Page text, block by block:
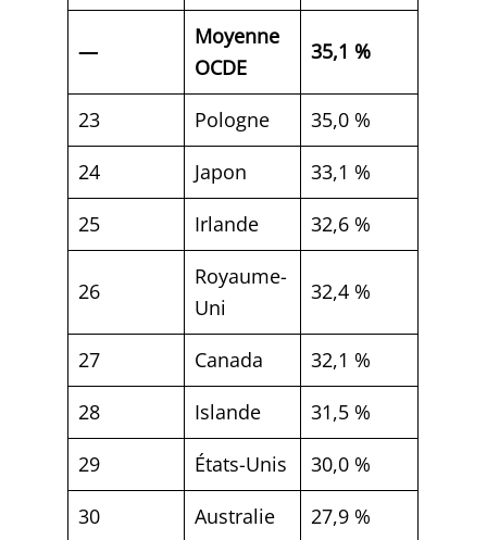
—
Moyenne
OCDE
35,1 %
23 Pologne
35,0 %
24
Japon
33,1 %
25
Irlande 32,6 %
26
Royaume-
Uni
32,4 %
27 Canada
32,1 %
28
Islande
31,5 %
29
États-Unis
30,0 %
30
Australie
27,9 %